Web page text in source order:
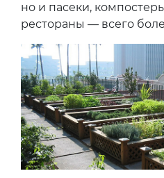
но и пасеки,
рестораны — всего